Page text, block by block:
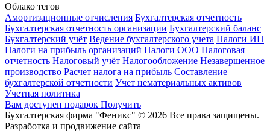
Облако тегов
Амортизационные отчисления Бухгалтерская отчетность
Бухгалтерская отчетность организации Бухгалтерский баланс
Бухгалтерский учёт Ведение бухгалтерского учета Налоги ИП
Налоги на прибыль организаций Налоги ООО Налоговая
отчетность Налоговый учёт Налогообложение Незавершенное
производство Расчет налога на прибыль Составление
бухгалтерской отчетности Учет нематериальных активов
Учетная политика
Вам доступен подарок Получить
Бухгалтерская фирма "Феникс" © 2026 Все права защищены.
Разработка и продвижение сайта